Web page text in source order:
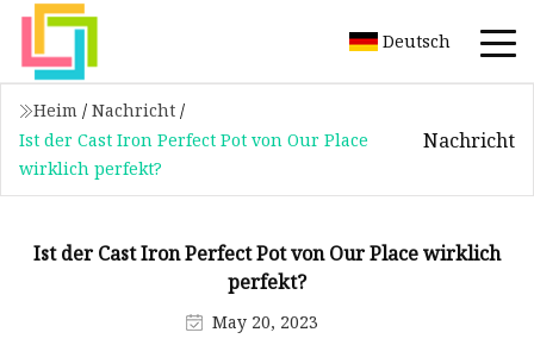
Deutsch
Heim / Nachricht /
Ist der Cast Iron Perfect Pot von Our Place
wirklich perfekt?
Nachricht
Ist der Cast Iron Perfect Pot von Our Place wirklich
perfekt?
May 20, 2023